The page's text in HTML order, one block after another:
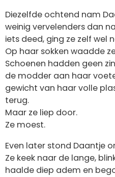
Diezelfde ochtend nam
weinig vervelenders dan
iets deed, ging ze zelf wel
Op haar sokken waadde
Schoenen hadden geen
de modder aan haar
gewicht van haar volle
terug.
Maar ze liep door.
Ze moest.
Even later stond Daantje
Ze keek naar de lange,
haalde diep adem en